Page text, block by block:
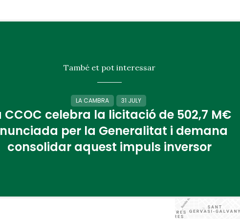
També et pot interessar
LA CAMBRA 31 JULY
CCOC celebra la licitació de 502,7 M€
per la Generalitat i demana
consolidar aquest impuls inversor